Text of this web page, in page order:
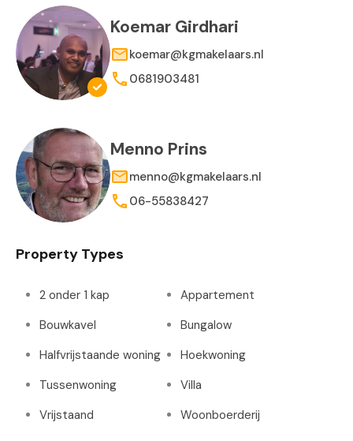
Koemar Girdhari
koemar@kgmakelaars.nl
0681903481
Menno Prins
menno@kgmakelaars.nl
06-55838427
Property Types
2 onder 1 kap
Appartement
Bouwkavel
Bungalow
Halfvrijstaande woning
Hoekwoning
Tussenwoning
Villa
Vrijstaand
Woonboerderij